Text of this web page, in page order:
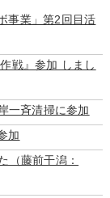
事業」第2回目活
戦』参加 しまし
一斉清掃に参加
加
（藤前干潟：